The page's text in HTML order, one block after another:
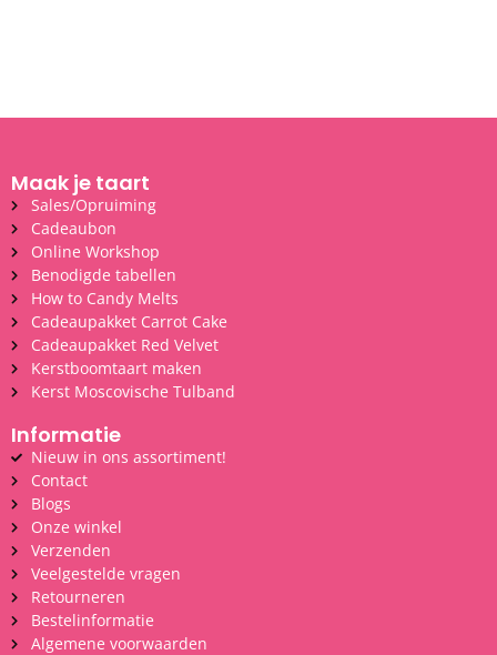
Maak je taart
Sales/Opruiming
Cadeaubon
Online Workshop
Benodigde tabellen
How to Candy Melts
Cadeaupakket Carrot Cake
Cadeaupakket Red Velvet
Kerstboomtaart maken
Kerst Moscovische Tulband
Informatie
Nieuw in ons assortiment!
Contact
Blogs
Onze winkel
Verzenden
Veelgestelde vragen
Retourneren
Bestelinformatie
Algemene voorwaarden